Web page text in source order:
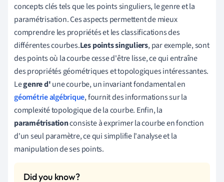
concepts clés tels que les points singuliers, le genre et la
paramétrisation. Ces aspects permettent de mieux
comprendre les propriétés et les classifications des
différentes courbes.Les points singuliers, par exemple, sont
des points où la courbe cesse d'être lisse, ce qui entraîne
des propriétés géométriques et topologiques intéressantes.
Legenre d'une courbe, un invariant fondamental en
géométrie algébrique, fournit des informations sur la
complexité topologique de la courbe. Enfin, la
paramétrisationconsiste à exprimer la courbe en fonction
d'un seul paramètre, ce qui simplifie l'analyse et la
manipulation de ses points.